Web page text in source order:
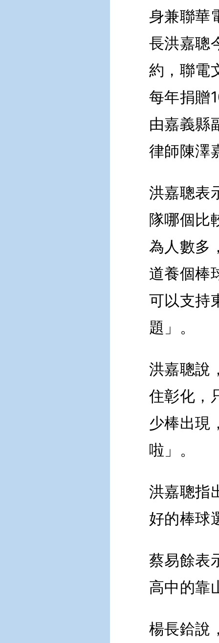
身兼聯華
長洪嘉聰
約，聯電
每年捐贈
由嘉義縣
律師陳澤
洪嘉聰表
隊哪個比
為人數多
道養個棒
可以支持
題」。
洪嘉聰說
住彰化，
少棒出現
啦」。
洪嘉聰指
好的棒球
蔡易餘表
高中的靠
楊長鉿說